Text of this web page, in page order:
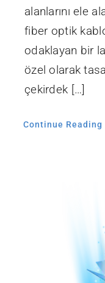
alanlarını ele
fiber optik
odaklayan bir
özel olarak
çekirdek […]
Continue Reading